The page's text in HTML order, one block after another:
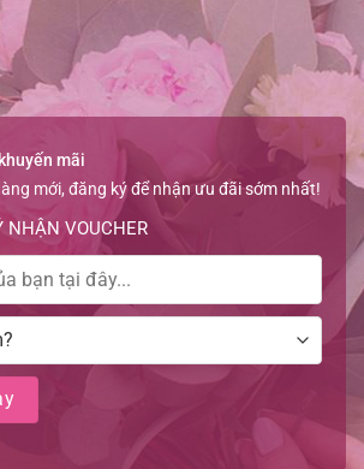
mãi
mới, đăng ký để nhận ưu đãi sớm nhất!
NHẬN VOUCHER